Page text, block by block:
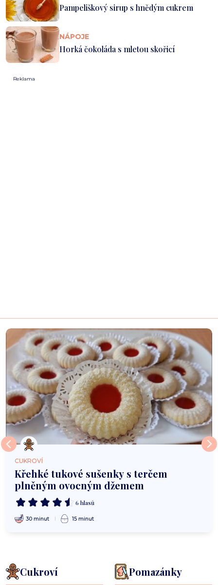
Pampeliškový sirup s hnědým cukrem
NÁPOJE
Horká čokoláda s mletou skořicí
Reklama
CUKROVÍ
Křehké tukové sušenky s terčem
plněným ovocným džemem
6 hlasů
30 minut 15 minut
Cukroví Pomazánky